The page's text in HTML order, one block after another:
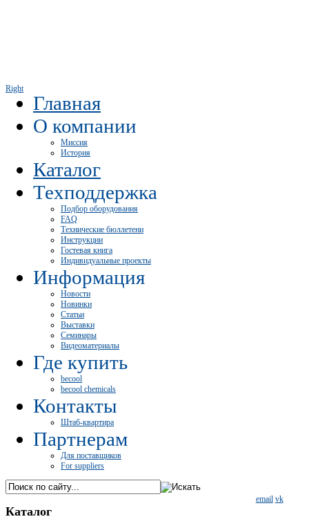
Right
Главная
О компании
Миссия
История
Каталог
Техподдержка
Подбор оборудования
FAQ
Технические бюллетени
Инструкции
Гостевая книга
Индивидуальные проекты
Информация
Новости
Новинки
Статьи
Выставки
Семинары
Видеоматериалы
Где купить
becool
becool chemicals
Контакты
Штаб-квартира
Партнерам
Для поставщиков
For suppliers
email vk
Каталог